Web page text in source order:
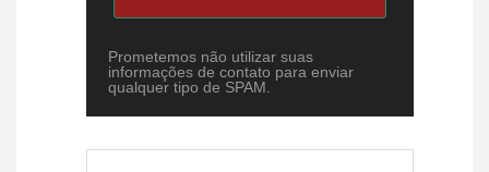
Prometemos não utilizar suas
informações de contato para enviar
qualquer tipo de SPAM.